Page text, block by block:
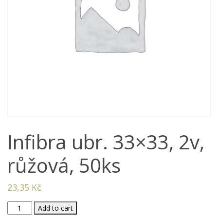
Infibra ubr. 33×33, 2v,
růžová, 50ks
23,35 Kč
Infibra
Add to cart